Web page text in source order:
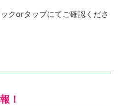
クorタップにてご確認くださ
！